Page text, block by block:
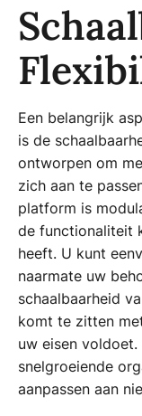
Een belangrijk
is de
ontworpen om
zich aan te
platform is
de functionaliteit
heeft. U kunt
naarmate uw
schaalbaarheid
komt te zitten
uw eisen
snelgroeiende
aanpassen aan